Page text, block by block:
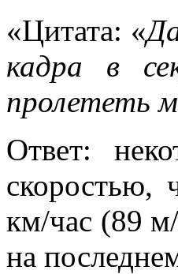
«Цитата: «
кадра в
пролететь
Ответ:
скоростью,
км/час (89
на